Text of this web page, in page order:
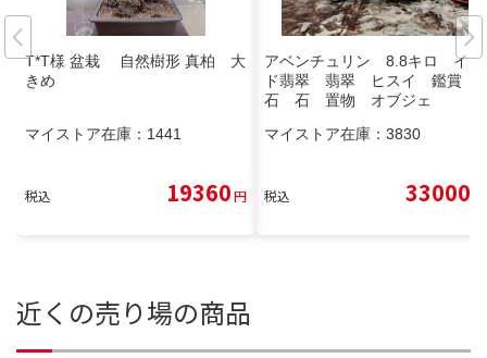
T*T様 盆栽 自然樹形 真柏 大
きめ
マイストア在庫： 1441
税込 19360円
アベンチュリン 8.8キロ イン
ド翡翠 翡翠 ヒスイ 鑑賞
石 石 置物 オブジェ
マイストア在庫： 3830
税込 33000
近くの売り場の商品